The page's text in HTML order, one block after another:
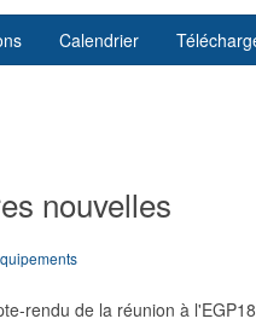
Calendrier
nouvelles
rendu de la réunion à